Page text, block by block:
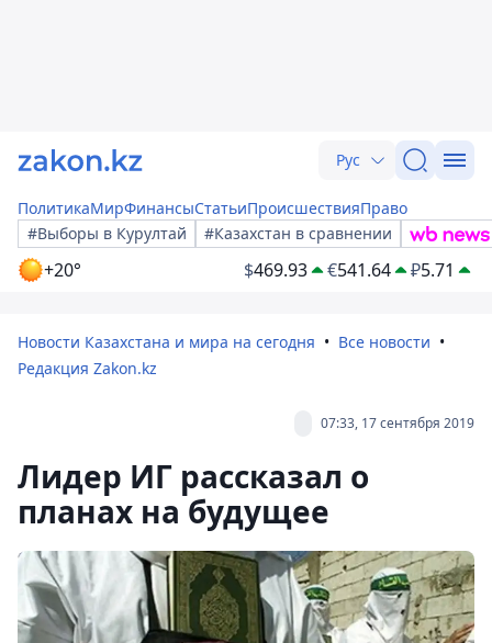
Рус
ПолитикаМирФинансыСтатьиПроисшествияПраво
#Выборы в Курултай
#Казахстан в сравнении
+20° $469.93 €541.64 ₽5.71
Новости Казахстана и мира на сегодня
Все новости
Редакция Zakon.kz
07:33, 17 сентября 2019
Лидер ИГ рассказал о
планах на будущее